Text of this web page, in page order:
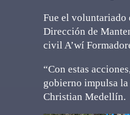
Fue el voluntariado
Dirección de
civil A’wí
“Con estas
gobierno impulsa
Christian Medellín.